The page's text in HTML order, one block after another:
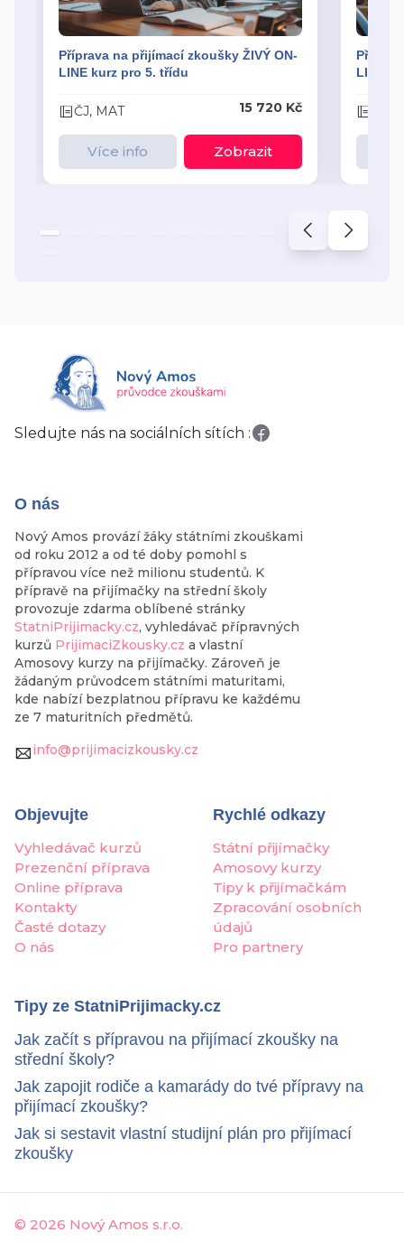
Příprava na přijímací zkoušky ŽIVÝ ON-
LINE kurz pro 5. třídu
ČJ, MAT 15 720 Kč
Více info Zobrazit
LINE
Sledujte nás na sociálních sítích :
O nás
Nový Amos provází žáky státními zkouškami
od roku 2012 a od té doby pomohl s
přípravou více než milionu studentů. K
přípravě na přijímačky na střední školy
provozuje zdarma oblíbené stránky
StatniPrijimacky.cz, vyhledávač přípravných
kurzů PrijimaciZkousky.cz a vlastní
Amosovy kurzy na přijímačky. Zároveň je
žádaným průvodcem státními maturitami,
kde nabízí bezplatnou přípravu ke každému
ze 7 maturitních předmětů.
info@prijimacizkousky.cz
Objevujte
Vyhledávač kurzů
Prezenční příprava
Online příprava
Kontakty
Časté dotazy
O nás
Rychlé odkazy
Státní přijímačky
Amosovy kurzy
Tipy k přijímačkám
Zpracování osobních
údajů
Pro partnery
Tipy ze StatniPrijimacky.cz
Jak začít s přípravou na přijímací zkoušky na
střední školy?
Jak zapojit rodiče a kamarády do tvé přípravy na
přijímací zkoušky?
Jak si sestavit vlastní studijní plán pro přijímací
zkoušky
© 2026 Nový Amos s.r.o.